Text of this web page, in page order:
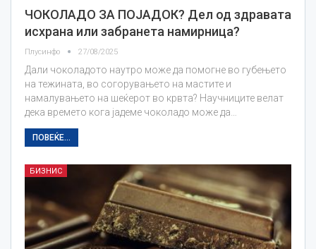
ЧОКОЛАДО ЗА ПОЈАДОК? Дел од здравата
исхрана или забранета намирница?
Плусинфо 27/08/2025
Дали чоколадото наутро може да помогне во губењето
на тежината, во согорувањето на мастите и
намалувањето на шеќерот во крвта? Научниците велат
дека времето кога јадеме чоколадо може да…
ПОВЕЌЕ...
БИЗНИС